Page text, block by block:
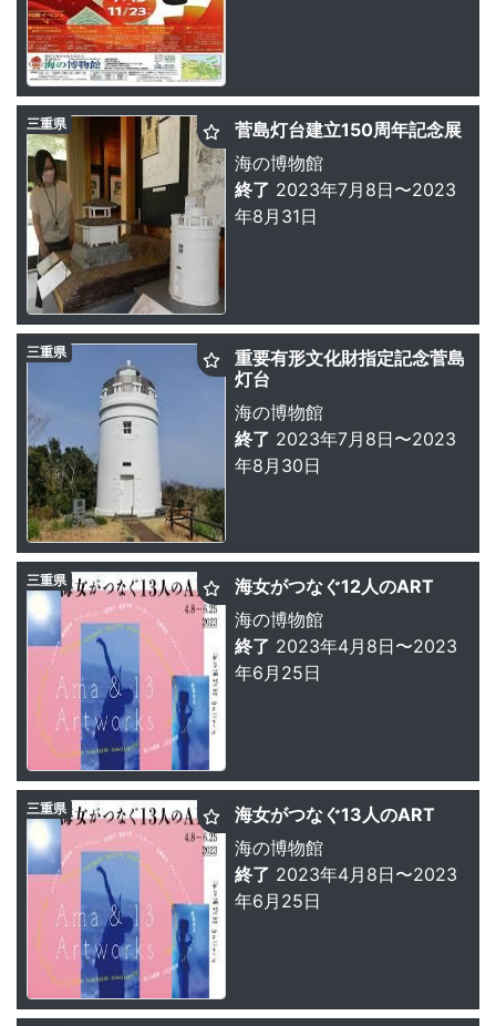
菅島灯台建立150周年記念展
海の博物館
終了 2023年7月8日〜2023
年8月31日
三重県
重要有形文化財指定記念菅島
灯台
海の博物館
終了 2023年7月8日〜2023
年8月30日
三重県
海女がつなぐ12人のART
海の博物館
終了 2023年4月8日〜2023
年6月25日
三重県
海女がつなぐ13人のART
海の博物館
終了 2023年4月8日〜2023
年6月25日
三重県